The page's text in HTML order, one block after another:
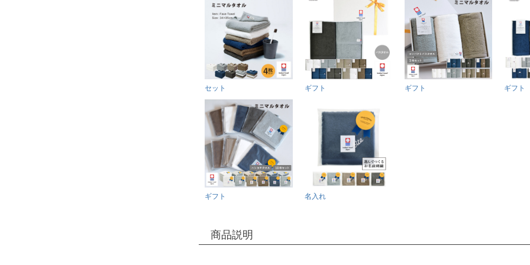
セット ギフト ギフト ギフト
ギフト 名入れ
商品説明